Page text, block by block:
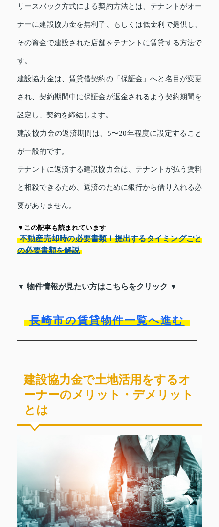
リースバック方式による契約方法とは、テナントがオー
ナーに建設協力金を無利子、もしくは低金利で提供し、
その資金で建設された店舗をテナントに賃貸する方法で
す。
建設協力金は、賃貸借契約の「保証金」へと名目が変更
され、契約期間中に保証金が返金されるよう契約期間を
設定し、契約を締結します。
建設協力金の返済期間は、5〜20年程度に設定すること
が一般的です。
テナントに返済する建設協力金は、テナントが払う賃料
と相殺できるため、返済のために銀行から借り入れる必
要がありません。
▼この記事も読まれています
不動産売却時の必要書類！提出するタイミングごと
の必要書類を解説
▼ 物件情報が見たい方はこちらをクリック ▼
長崎市の賃貸物件一覧へ進む
建設協力金で土地活用をするオ
ーナーのメリット・デメリット
とは